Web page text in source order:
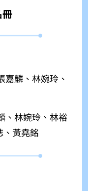
嘉麟、林婉玲、
、林婉玲、林裕
、黃堯銘